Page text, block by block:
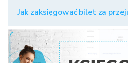
Jak zaksięgować bilet za